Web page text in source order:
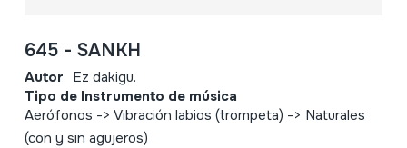
645 - SANKH
Autor Ez dakigu.
Tipo de Instrumento de música
Aerófonos -> Vibración labios (trompeta) -> Naturales
(con y sin agujeros)